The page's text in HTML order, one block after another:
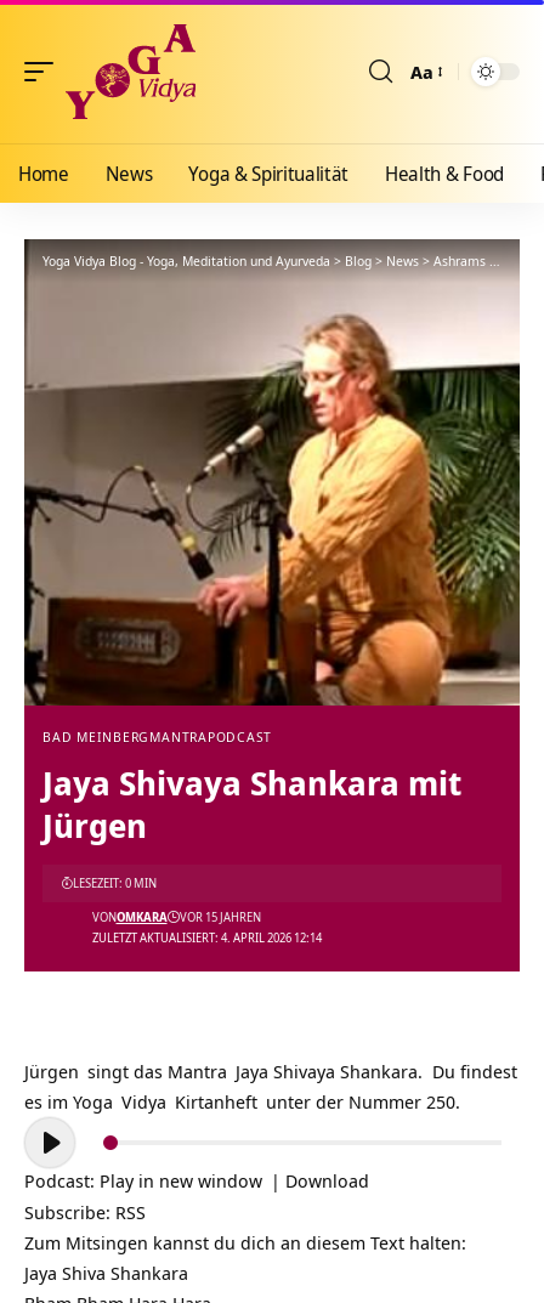
Aa
Home News Yoga & Spiritualität Health & Food
Yoga Vidya Blog - Yoga, Meditation und Ayurveda>Blog>News>Ashrams> Bad
BAD MEINBERG MANTRAPODCAST
Jaya Shivaya Shankara mit
Jürgen
ZULETZT AKTUALISIERT: 4. APRIL 2026 12:14
VONOMKARA VOR 15 JAHREN
LESEZEIT: 0 MIN
Jürgen singt das Mantra Jaya Shivaya Shankara. Du findest
es im Yoga Vidya Kirtanheft unter der Nummer 250.
Audio-
Player
Podcast: Play in new window | Download
Subscribe: RSS
Zum Mitsingen kannst du dich an diesem Text halten:
Jaya Shiva Shankara